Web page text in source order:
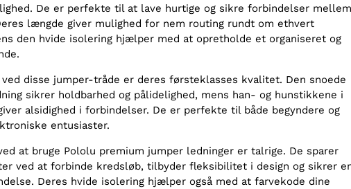
De er perfekte til at lave hurtige og sikre forbindelser mellem
længde giver mulighed for nem routing rundt om ethvert
den hvide isolering hjælper med at opretholde et organiseret og
disse jumper-tråde er deres førsteklasses kvalitet. Den snoede
sikrer holdbarhed og pålidelighed, mens han- og hunstikkene i
alsidighed i forbindelser. De er perfekte til både begyndere og
entusiaster.
at bruge Pololu premium jumper ledninger er talrige. De sparer
ved at forbinde kredsløb, tilbyder fleksibilitet i design og sikrer
Deres hvide isolering hjælper også med at farvekode dine